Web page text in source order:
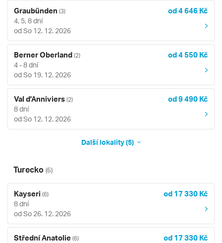
Graubünden (3) od 4 646 Kč
4, 5, 8 dní
od So 12. 12. 2026
Berner Oberland (2) od 4 550 Kč
4 - 8 dní
od So 19. 12. 2026
Val d'Anniviers (2) od 9 490 Kč
8 dní
od So 12. 12. 2026
Další lokality (5)
Turecko (6)
Kayseri (6) od 17 330 Kč
8 dní
od So 26. 12. 2026
Střední Anatolie (6) od 17 330 Kč